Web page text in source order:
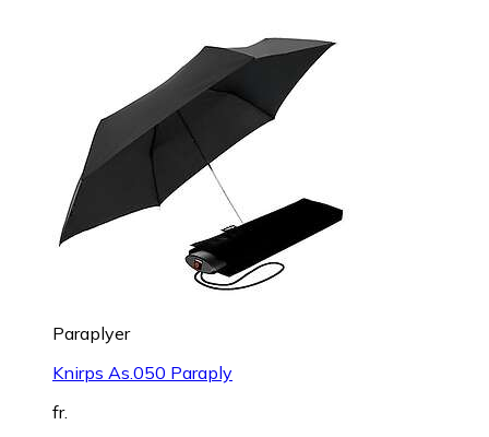
Paraplyer
Knirps As.050 Paraply
fr.